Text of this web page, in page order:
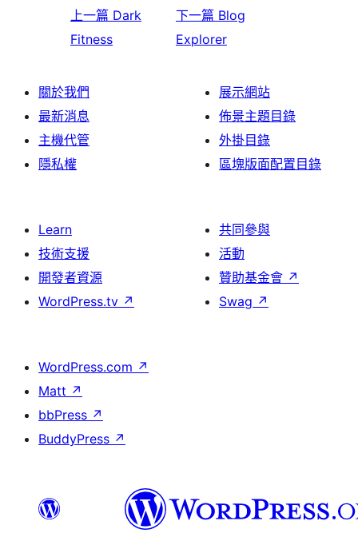
上一篇 Dark
Fitness
下一篇 Blog
Explorer
關於我們
最新消息
主機代管
隱私權
展示網站
佈景主題目錄
外掛目錄
區塊版面配置目錄
Learn
技術支援
開發者資源
WordPress.tv ↗
共同參與
活動
贊助基金會 ↗
Swag ↗
WordPress.com ↗
Matt ↗
bbPress ↗
BuddyPress ↗